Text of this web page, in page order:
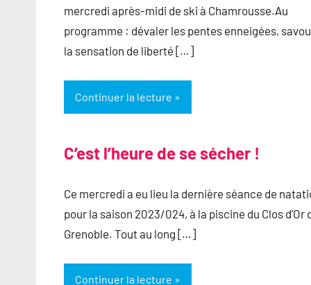
mercredi après-midi de ski à Chamrousse.Au
programme : dévaler les pentes enneigées,
la sensation de liberté […]
Continuer la lecture
C’est l’heure de se sécher !
Ce mercredi a eu lieu la dernière séance de
pour la saison 2023/024, à la piscine du Clos d’Or
Grenoble. Tout au long […]
Continuer la lecture